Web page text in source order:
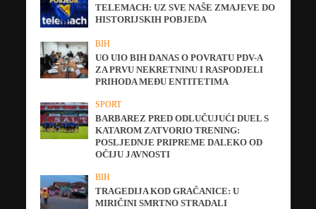
TELEMACH: UZ SVE NAŠE ZMAJEVE DO
HISTORIJSKIH POBJEDA
BIH
UO UIO BIH DANAS O POVRATU PDV-A
ZA PRVU NEKRETNINU I RASPODJELI
PRIHODA MEĐU ENTITETIMA
SPORT
BARBAREZ PRED ODLUČUJUĆI DUEL S
KATAROM ZATVORIO TRENING:
POSLJEDNJE PRIPREME DALEKO OD
OČIJU JAVNOSTI
BIH
TRAGEDIJA KOD GRAČANICE: U
MIRIČINI SMRTNO STRADALI